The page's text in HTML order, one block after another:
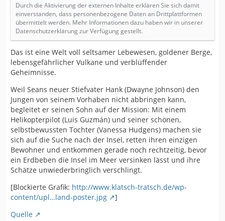
Durch die Aktivierung der externen Inhalte erklären Sie sich damit
einverstanden, dass personenbezogene Daten an Drittplattformen
übermittelt werden. Mehr Informationen dazu haben wir in unserer
Datenschutzerklärung zur Verfügung gestellt.
Das ist eine Welt voll seltsamer Lebewesen, goldener Berge,
lebensgefährlicher Vulkane und verblüffender
Geheimnisse.
Weil Seans neuer Stiefvater Hank (Dwayne Johnson) den
Jungen von seinem Vorhaben nicht abbringen kann,
begleitet er seinen Sohn auf der Mission: Mit einem
Helikopterpilot (Luis Guzmán) und seiner schönen,
selbstbewussten Tochter (Vanessa Hudgens) machen sie
sich auf die Suche nach der Insel, retten ihren einzigen
Bewohner und entkommen gerade noch rechtzeitig, bevor
ein Erdbeben die Insel im Meer versinken lässt und ihre
Schätze unwiederbringlich verschlingt.
[Blockierte Grafik: http://www.klatsch-tratsch.de/wp-
content/upl…land-poster.jpg
]
Quelle